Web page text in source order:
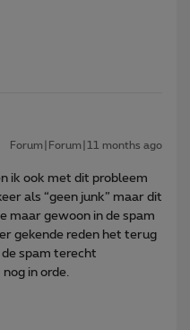
Forum|Forum|11 months ago
ik ook met dit probleem
als “geen junk” maar dit
maar gewoon in de spam
gekende reden het terug
spam terecht
in orde.